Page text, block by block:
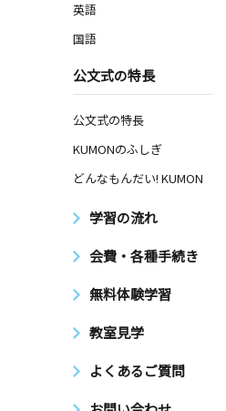
英語
国語
公文式の特長
公文式の特長
KUMONのふしぎ
どんなもんだい! KUMON
学習の流れ
会費・各種手続き
無料体験学習
教室見学
よくあるご質問